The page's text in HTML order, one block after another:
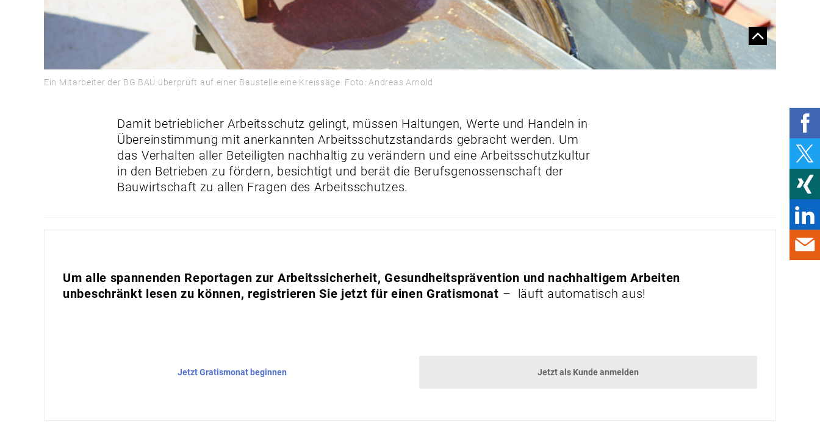
GUT FÜHREN
AUCH DIE PSYCHE
BRAUCHT
ERSTHELFER
PRAXIS
PRODUKTE & MÄRKTE
Ein Mitarbeiter der BG BAU überprüft auf einer Baustelle eine Kreissäge. Foto: Andreas Arnold
Damit betrieblicher Arbeitsschutz gelingt, müssen Haltungen, Werte und Handeln in
Übereinstimmung mit anerkannten Arbeitsschutzstandards gebracht werden. Um
das Verhalten aller Beteiligten nachhaltig zu verändern und eine Arbeitsschutzkultur
in den Betrieben zu fördern, besichtigt und berät die Berufsgenossenschaft der
Bauwirtschaft zu allen Fragen des Arbeitsschutzes.
Um alle spannenden Reportagen zur Arbeitssicherheit, Gesundheitsprävention und nachhaltigem Arbeiten
unbeschränkt lesen zu können, registrieren Sie jetzt für einen Gratismonat – läuft automatisch aus!
Jetzt Gratismonat beginnen Jetzt als Kunde anmelden